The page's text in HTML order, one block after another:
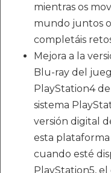
mientras os
mundo juntos o
completáis
Mejora a la
Blu-ray del
PlayStation4
sistema
versión digital
esta
cuando esté
PlayStation5,